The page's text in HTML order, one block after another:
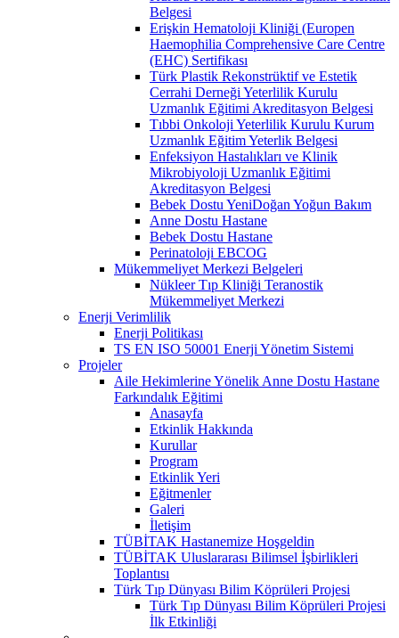
Belgesi
Erişkin Hematoloji Kliniği (Europen
Haemophilia Comprehensive Care Centre
(EHC) Sertifikası
Türk Plastik Rekonstrüktif ve Estetik
Cerrahi Derneği Yeterlilik Kurulu
Uzmanlık Eğitimi Akreditasyon Belgesi
Tıbbi Onkoloji Yeterlilik Kurulu Kurum
Uzmanlık Eğitim Yeterlik Belgesi
Enfeksiyon Hastalıkları ve Klinik
Mikrobiyoloji Uzmanlık Eğitimi
Akreditasyon Belgesi
Bebek Dostu YeniDoğan Yoğun Bakım
Anne Dostu Hastane
Bebek Dostu Hastane
Perinatoloji EBCOG
Mükemmeliyet Merkezi Belgeleri
Nükleer Tıp Kliniği Teranostik
Mükemmeliyet Merkezi
Enerji Verimlilik
Enerji Politikası
TS EN ISO 50001 Enerji Yönetim Sistemi
Projeler
Aile Hekimlerine Yönelik Anne Dostu Hastane
Farkındalık Eğitimi
Anasayfa
Etkinlik Hakkında
Kurullar
Program
Etkinlik Yeri
Eğitmenler
Galeri
İletişim
TÜBİTAK Hastanemize Hoşgeldin
TÜBİTAK Uluslararası Bilimsel İşbirlikleri
Toplantısı
Türk Tıp Dünyası Bilim Köprüleri Projesi
Türk Tıp Dünyası Bilim Köprüleri Projesi
İlk Etkinliği